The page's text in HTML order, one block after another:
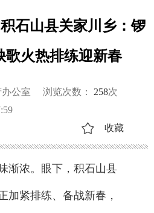
积石山县关家川乡：锣
歌火热排练迎新春
公室 浏览次数： 258次
收藏
渐浓。眼下，积石山县
加紧排练、备战新春，